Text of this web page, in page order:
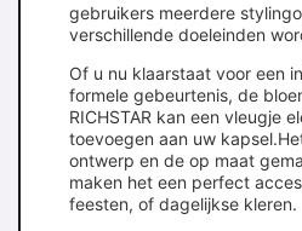
gebruikers meerdere
verschillende doeleinden
Of u nu klaarstaat voor een
formele gebeurtenis, de
RICHSTAR kan een vleugje
toevoegen aan uw
ontwerp en de op maat
maken het een perfect
feesten, of dagelijkse kleren.